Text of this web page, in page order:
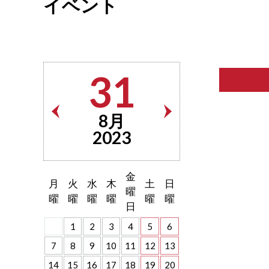
イベント
31
8月
2023
月
曜
火
曜
水
曜
木
曜
金
曜
日
土
曜
日
曜
1 2 3 4 5
6
7
8 9 10 11 12
13
14
15 16 17 18 19
20